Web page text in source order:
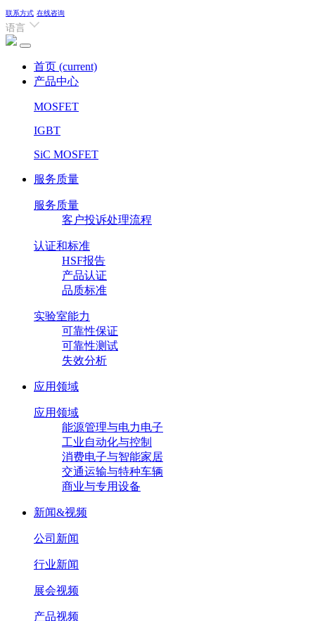
联系方式 在线咨询
语言
首页 (current)
产品中心
MOSFET
IGBT
SiC MOSFET
服务质量
服务质量
客户投诉处理流程
认证和标准
HSF报告
产品认证
品质标准
实验室能力
可靠性保证
可靠性测试
失效分析
应用领域
应用领域
能源管理与电力电子
工业自动化与控制
消费电子与智能家居
交通运输与特种车辆
商业与专用设备
新闻&视频
公司新闻
行业新闻
展会视频
产品视频